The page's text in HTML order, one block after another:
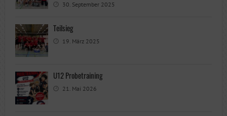
30. September 2025
Teilsieg
19. März 2025
U12 Probetraining
21. Mai 2026